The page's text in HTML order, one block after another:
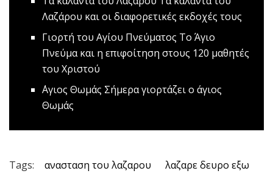
Λαζάρου και οι διαφορετικές εκδοχές τους
Γιορτή του Αγίου Πνεύματος To Άγιο
Πνεύμα και η επιφοίτηση στους 120 μαθητές
του Χριστού
΄Αγιος Θωμάς Σήμερα γιορτάζει ο άγιος
Θωμάς
Tags: ανασταση του λαζαρου
λαζαρε δευρο εξω